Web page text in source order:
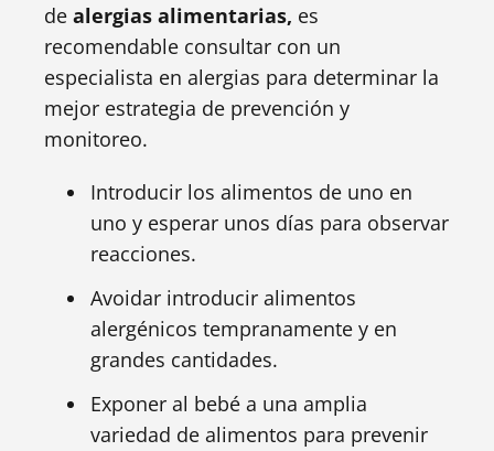
de alergias alimentarias, es
recomendable consultar con un
especialista en alergias para determinar la
mejor estrategia de prevención y
monitoreo.
Introducir los alimentos de uno en
uno y esperar unos días para observar
reacciones.
Avoidar introducir alimentos
alergénicos tempranamente y en
grandes cantidades.
Exponer al bebé a una amplia
variedad de alimentos para prevenir